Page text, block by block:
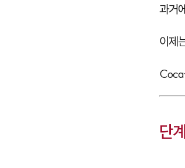
과거
이제
단